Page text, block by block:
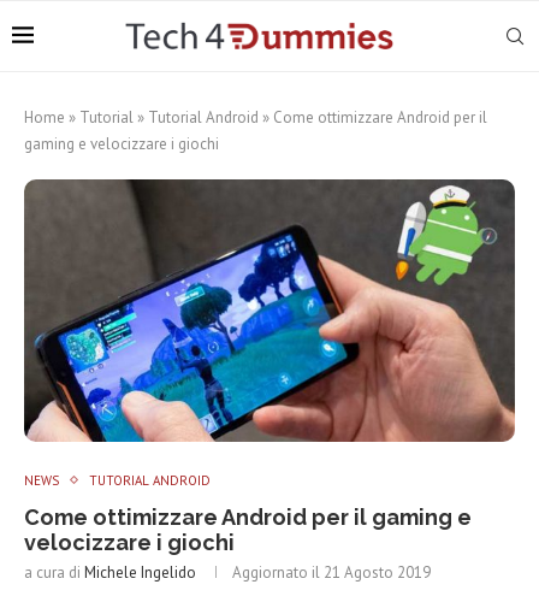
Home » Tutorial » Tutorial Android » Come ottimizzare Android per il
gaming e velocizzare i giochi
NEWS TUTORIAL ANDROID
Come ottimizzare Android per il gaming e
velocizzare i giochi
a cura di Michele Ingelido Aggiornato il 21 Agosto 2019